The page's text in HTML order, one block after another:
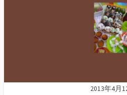
2013年4月